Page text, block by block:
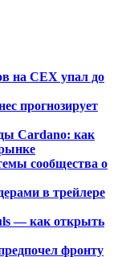
на CEX упал до
прогнозирует
Cardano: как
сообщества о
в трейлере
— как открыть
фронту